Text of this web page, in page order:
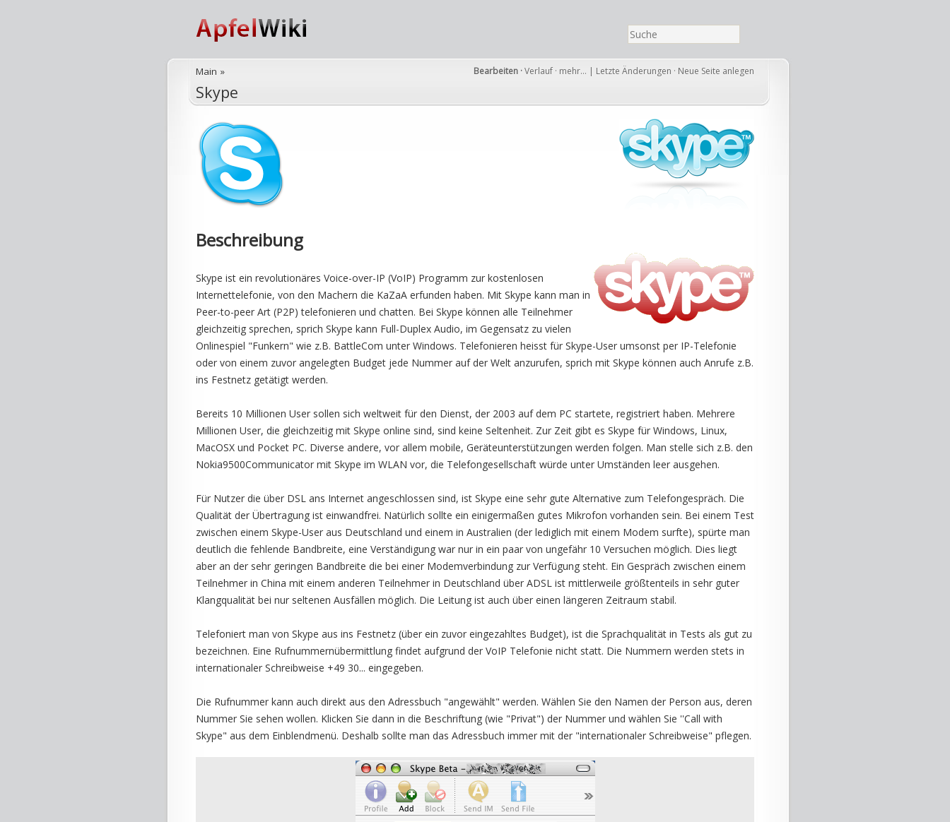
Bearbeiten ·Verlauf · mehr… | Letzte Änderungen · Neue Seite anlegen
Main »
Skype
Beschreibung
Skype ist ein revolutionäres Voice-over-IP (VoIP) Programm zur kostenlosen
Internettelefonie, von den Machern die KaZaA erfunden haben. Mit Skype kann man in
Peer-to-peer Art (P2P) telefonieren und chatten. Bei Skype können alle Teilnehmer
gleichzeitig sprechen, sprich Skype kann Full-Duplex Audio, im Gegensatz zu vielen
Onlinespiel "Funkern" wie z.B. BattleCom unter Windows. Telefonieren heisst für Skype-User umsonst per IP-Telefonie
oder von einem zuvor angelegten Budget jede Nummer auf der Welt anzurufen, sprich mit Skype können auch Anrufe z.B.
ins Festnetz getätigt werden.
Bereits 10 Millionen User sollen sich weltweit für den Dienst, der 2003 auf dem PC startete, registriert haben. Mehrere
Millionen User, die gleichzeitig mit Skype online sind, sind keine Seltenheit. Zur Zeit gibt es Skype für Windows, Linux,
MacOSX und Pocket PC. Diverse andere, vor allem mobile, Geräteunterstützungen werden folgen. Man stelle sich z.B. den
Nokia9500Communicator mit Skype im WLAN vor, die Telefongesellschaft würde unter Umständen leer ausgehen.
Für Nutzer die über DSL ans Internet angeschlossen sind, ist Skype eine sehr gute Alternative zum Telefongespräch. Die
Qualität der Übertragung ist einwandfrei. Natürlich sollte ein einigermaßen gutes Mikrofon vorhanden sein. Bei einem Test
zwischen einem Skype-User aus Deutschland und einem in Australien (der lediglich mit einem Modem surfte), spürte man
deutlich die fehlende Bandbreite, eine Verständigung war nur in ein paar von ungefähr 10 Versuchen möglich. Dies liegt
aber an der sehr geringen Bandbreite die bei einer Modemverbindung zur Verfügung steht. Ein Gespräch zwischen einem
Teilnehmer in China mit einem anderen Teilnehmer in Deutschland über ADSL ist mittlerweile größtenteils in sehr guter
Klangqualität bei nur seltenen Ausfällen möglich. Die Leitung ist auch über einen längeren Zeitraum stabil.
Telefoniert man von Skype aus ins Festnetz (über ein zuvor eingezahltes Budget), ist die Sprachqualität in Tests als gut zu
bezeichnen. Eine Rufnummernübermittlung findet aufgrund der VoIP Telefonie nicht statt. Die Nummern werden stets in
internationaler Schreibweise +49 30... eingegeben.
Die Rufnummer kann auch direkt aus den Adressbuch "angewählt" werden. Wählen Sie den Namen der Person aus, deren
Nummer Sie sehen wollen. Klicken Sie dann in die Beschriftung (wie "Privat") der Nummer und wählen Sie ''Call with
Skype" aus dem Einblendmenü. Deshalb sollte man das Adressbuch immer mit der "internationaler Schreibweise" pflegen.